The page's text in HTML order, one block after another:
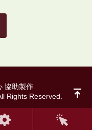
協助製作
Rights Reserved.